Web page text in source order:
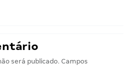
será publicado. Campos